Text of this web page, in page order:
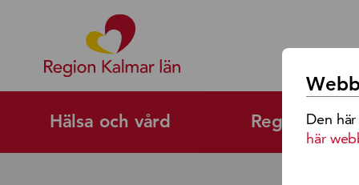
Hälsa och vård Regional
Den
här